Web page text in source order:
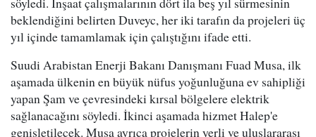
beklendiğini belirten Duveyc, her iki tarafın da projeleri üç
yıl içinde tamamlamak için çalıştığını ifade etti.
Suudi Arabistan Enerji Bakanı Danışmanı Fuad Musa, ilk
aşamada ülkenin en büyük nüfus yoğunluğuna ev sahipliği
yapan Şam ve çevresindeki kırsal bölgelere elektrik
sağlanacağını söyledi. İkinci aşamada hizmet Halep'e
genişletilecek. Musa ayrıca projelerin yerli ve uluslararası